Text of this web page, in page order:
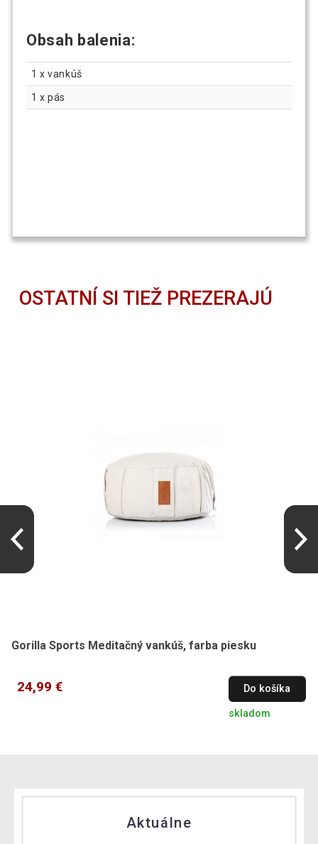
Obsah balenia:
1 x vankúš
1 x pás
OSTATNÍ SI TIEŽ PREZERAJÚ
Gorilla Sports Meditačný vankúš, farba piesku
24,99 € Do košíka
skladom
Aktuálne